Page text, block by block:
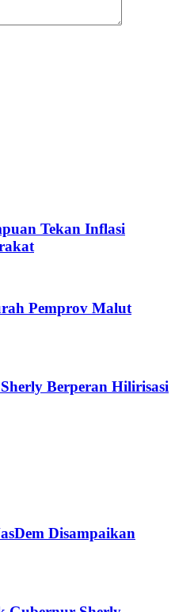
Tekan Inflasi
Pemprov Malut
Berperan Hilirisasi
Disampaikan